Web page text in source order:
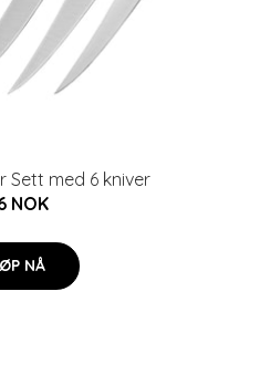
Sett med 6 kniver
NOK
NÅ